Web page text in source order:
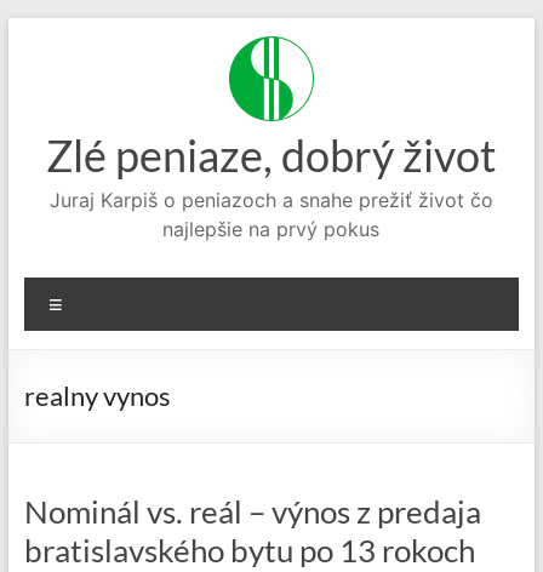
Zlé peniaze, dobrý život
Juraj Karpiš o peniazoch a snahe prežiť život čo
najlepšie na prvý pokus
realny vynos
Nominál vs. reál – výnos z predaja
bratislavského bytu po 13 rokoch